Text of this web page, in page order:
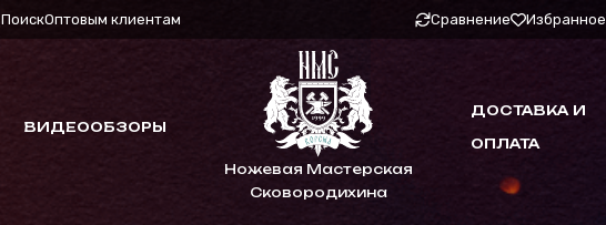
ПоискОптовым клиентам Сравнение Избранное
ВИДЕООБЗОРЫ
Ножевая Мастерская
Сковородихина
ДОСТАВКА И
ОПЛАТА